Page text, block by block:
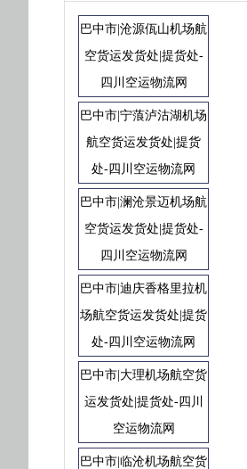
巴中市|沧源佤山机场航
空货运发货处|提货处-
四川空运物流网
巴中市|宁蒗泸沽湖机场
航空货运发货处|提货
处-四川空运物流网
巴中市|澜沧景迈机场航
空货运发货处|提货处-
四川空运物流网
巴中市|迪庆香格里拉机
场航空货运发货处|提货
处-四川空运物流网
巴中市|大理机场航空货
运发货处|提货处-四川
空运物流网
巴中市|临沧机场航空货